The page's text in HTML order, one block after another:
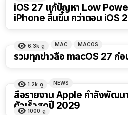
iOS 27 แก้ปัญหา Low
iPhone ลื่นขึ้น กว่าตอน iOS
6.3k ดู MAC MACOS
รวมทุกข่าวลือ macOS 27 ก่
1.2k ดู NEWS
สื่อรายงาน Apple กำลังพัฒน
ตัวเร็วสุดปี 2029
1000 ดู